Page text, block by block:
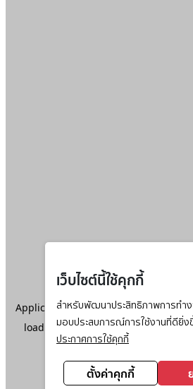
เว็บไซต์นี้ใช้คุกกี้
สำหรับพัฒนาประสิทธิภาพการทำง
มอบประสบการณ์การใช้งานที่ดียิ่ง
ประกาศการใช้คุกกี้
ตั้งค่าคุกกี้
Application error: aclient-side
loadingwww.ktc.co.th(see the
information).